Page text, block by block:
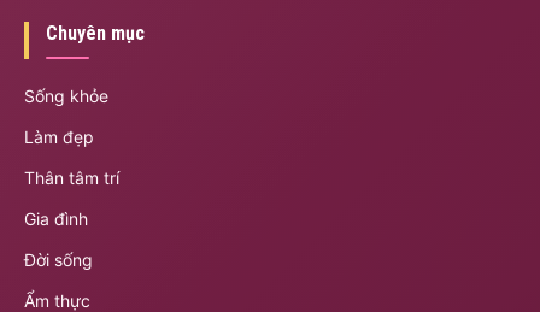
Chuyên mục
Sống khỏe
Làm đẹp
Thân tâm trí
Gia đình
Đời sống
Ẩm thực